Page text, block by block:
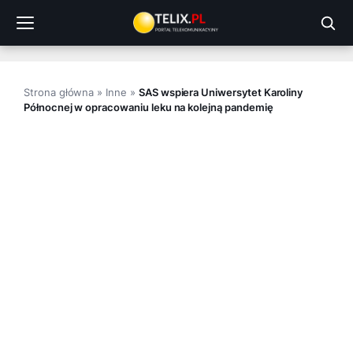
treści
Strona główna » Inne » SAS wspiera Uniwersytet Karoliny
Północnej w opracowaniu leku na kolejną pandemię